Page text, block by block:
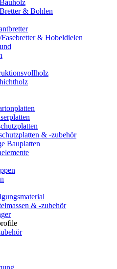
Bauholz
Bretter & Bohlen
& Hobeldielen
& -zubehör
Bauplatten
& -zubehör